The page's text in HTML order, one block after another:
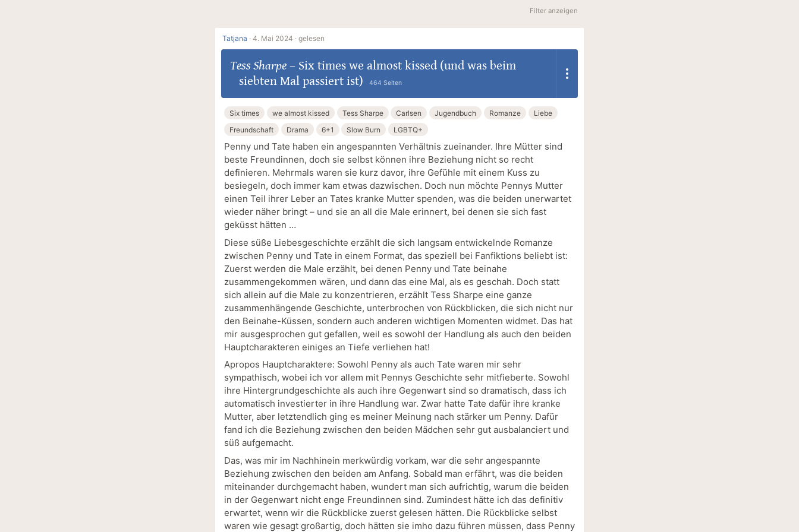
Filter anzeigen
Tatjana · 4. Mai 2024 · gelesen
Tess Sharpe– Six times we almost kissed (und was beim
siebten Mal passiert ist)
464 Seiten
Six times we almost kissed Tess Sharpe Carlsen Jugendbuch Romanze
Liebe
Freundschaft
Drama 6+1 Slow Burn LGBTQ+
Penny und Tate haben ein angespannten Verhältnis zueinander. Ihre Mütter sind
beste Freundinnen, doch sie selbst können ihre Beziehung nicht so recht
definieren. Mehrmals waren sie kurz davor, ihre Gefühle mit einem Kuss zu
besiegeln, doch immer kam etwas dazwischen. Doch nun möchte Pennys Mutter
einen Teil ihrer Leber an Tates kranke Mutter spenden, was die beiden unerwartet
wieder näher bringt – und sie an all die Male erinnert, bei denen sie sich fast
geküsst hätten …
Diese süße Liebesgeschichte erzählt die sich langsam entwickelnde Romanze
zwischen Penny und Tate in einem Format, das speziell bei Fanfiktions beliebt ist:
Zuerst werden die Male erzählt, bei denen Penny und Tate beinahe
zusammengekommen wären, und dann das eine Mal, als es geschah. Doch statt
sich allein auf die Male zu konzentrieren, erzählt Tess Sharpe eine ganze
zusammenhängende Geschichte, unterbrochen von Rückblicken, die sich nicht nur
den Beinahe-Küssen, sondern auch anderen wichtigen Momenten widmet. Das hat
mir ausgesprochen gut gefallen, weil es sowohl der Handlung als auch den beiden
Hauptcharakteren einiges an Tiefe verliehen hat!
Apropos Hauptcharaktere: Sowohl Penny als auch Tate waren mir sehr
sympathisch, wobei ich vor allem mit Pennys Geschichte sehr mitfieberte. Sowohl
ihre Hintergrundgeschichte als auch ihre Gegenwart sind so dramatisch, dass ich
automatisch investierter in ihre Handlung war. Zwar hatte Tate dafür ihre kranke
Mutter, aber letztendlich ging es meiner Meinung nach stärker um Penny. Dafür
fand ich die Beziehung zwischen den beiden Mädchen sehr gut ausbalanciert und
süß aufgemacht.
Das, was mir im Nachhinein merkwürdig vorkam, war die sehr angespannte
Beziehung zwischen den beiden am Anfang. Sobald man erfährt, was die beiden
miteinander durchgemacht haben, wundert man sich aufrichtig, warum die beiden
in der Gegenwart nicht enge Freundinnen sind. Zumindest hätte ich das definitiv
erwartet, wenn wir die Rückblicke zuerst gelesen hätten. Die Rückblicke selbst
waren wie gesagt großartig, doch hätten sie imho dazu führen müssen, dass Penny